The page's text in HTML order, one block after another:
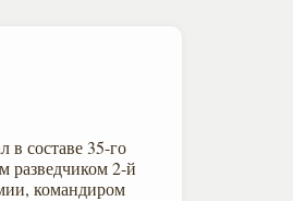
в составе 35-го
разведчиком 2-й
командиром